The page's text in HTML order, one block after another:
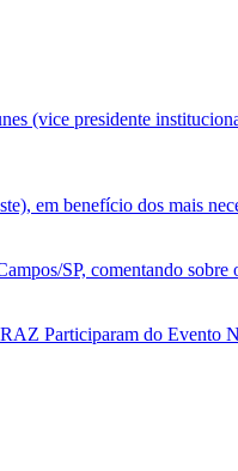
(vice presidente
em benefício dos mais
SP, comentando sobre
Participaram do Evento